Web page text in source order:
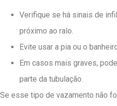
Verifique se há sinais de
próximo ao ralo.
Evite usar a pia ou o
Em casos mais graves,
parte da tubulação.
Se esse tipo de vazamento não